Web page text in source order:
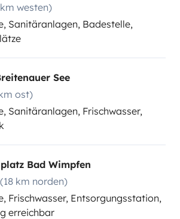
westen)
Sanitäranlagen, Badestelle,
See
ost)
Sanitäranlagen, Frischwasser,
Bad Wimpfen
km norden)
Frischwasser, Entsorgungsstation,
erreichbar